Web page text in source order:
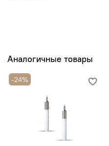
Аналогичные товары
-24%